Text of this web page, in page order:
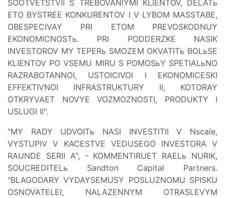
SOOTVETSTVII S TREBOVANIYMI KLIENTOV, DELATь
ETO BYSTREE KONKURENTOV I V LYBOM MASSTABE,
OBESPECIVAY PRI ETOM PREVOSKODNUY
EKONOMICNOSTь. PRI PODDERZKE NASIK
INVESTOROV MY TEPERь SMOZEM OKVATITь BOLьSE
KLIENTOV PO VSEMU MIRU S POMOSьY SPETIALьNO
RAZRABOTANNOI, USTOICIVOI I EKONOMICESKI
EFFEKTIVNOI INFRASTRUKTURY II, KOTORAY
OTKRYVAET NOVYE VOZMOZNOSTI, PRODUKTY I
USLUGI II".
"MY RADY UDVOITь NASI INVESTITII V Nscale,
VYSTUPIV V KACESTVE VEDUSEGO INVESTORA V
RAUNDE SERII A", - KOMMENTIRUET RAELь NURIK,
SOUCREDITELь Sandton Capital Partners.
"BLAGODARY VYDAYSEMUSY POSLUZNOMU SPISKU
OSNOVATELEI, NALAZENNYM OTRASLEVYM